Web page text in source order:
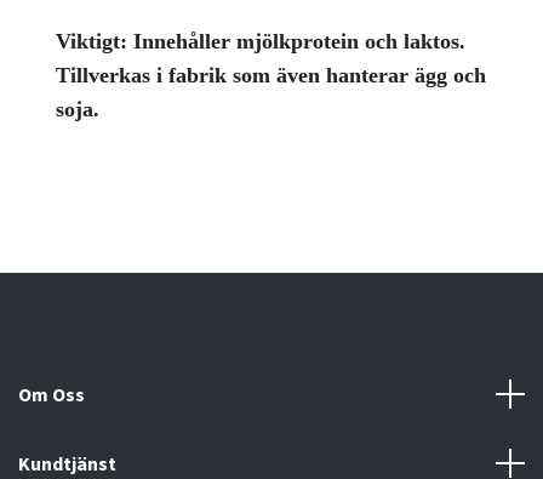
Viktigt: Innehåller mjölkprotein och laktos.
Tillverkas i fabrik som även hanterar ägg och
soja.
Om Oss
Kundtjänst